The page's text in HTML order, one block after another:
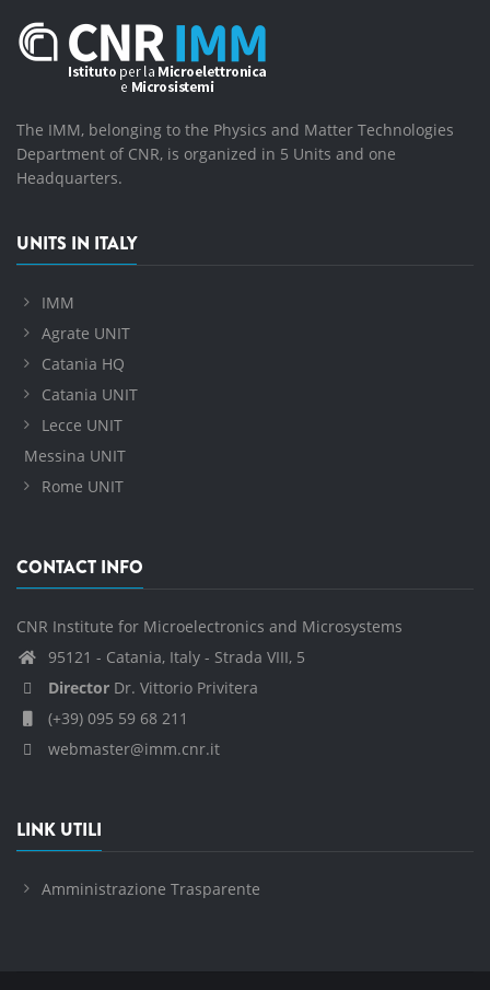
The IMM, belonging to the Physics and Matter Technologies
Department of CNR, is organized in 5 Units and one
Headquarters.
UNITS IN ITALY
IMM
Agrate UNIT
Catania HQ
Catania UNIT
Lecce UNIT
Messina UNIT
Rome UNIT
CONTACT INFO
CNR Institute for Microelectronics and Microsystems
95121 - Catania, Italy - Strada VIII, 5
Director Dr. Vittorio Privitera
(+39) 095 59 68 211
webmaster@imm.cnr.it
LINK UTILI
Amministrazione Trasparente